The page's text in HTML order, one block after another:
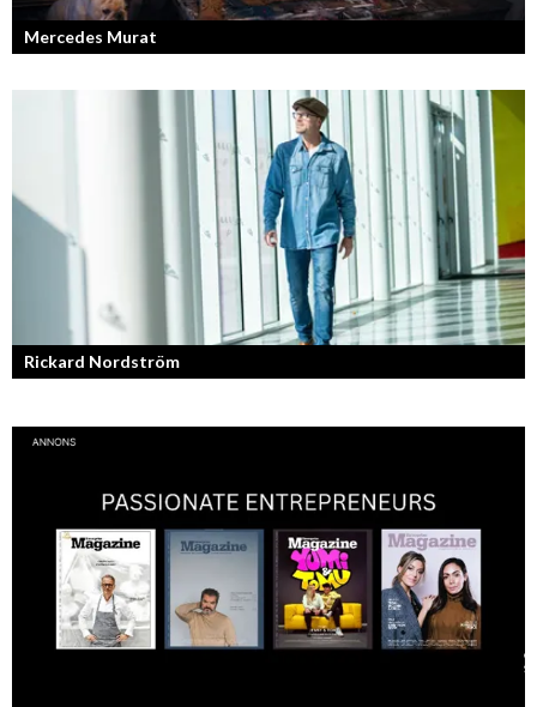
Mercedes Murat
Konstnären som balanserar känslofylld konst med hårt fysiskt arbete.
Rickard Nordström
Läraren som omfamnar sociala medier.